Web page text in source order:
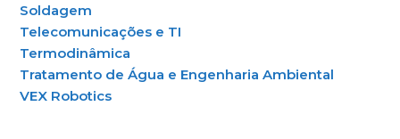
Soldagem
Telecomunicações e TI
Termodinâmica
Tratamento de Água e Engenharia Ambiental
VEX Robotics